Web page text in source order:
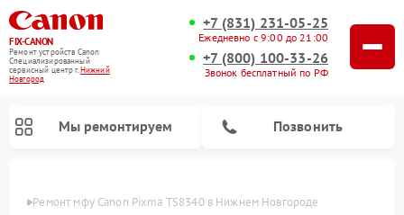
FIX-CANON
Ремонт устройств Canon
Специализированный
cервисный центр г.Нижний
Новгород
+7 (831) 231-05-25
Ежедневно с 9:00 до 21:00
+7 (800) 100-33-26
Звонок бесплатный по РФ
Мы ремонтируем Позвонить
Ремонт мфу Canon Pixma TS8340 в Нижнем Новгороде